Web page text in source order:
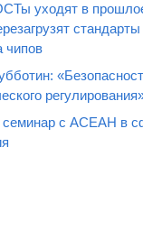
уходят в
чипов
с АСЕАН в